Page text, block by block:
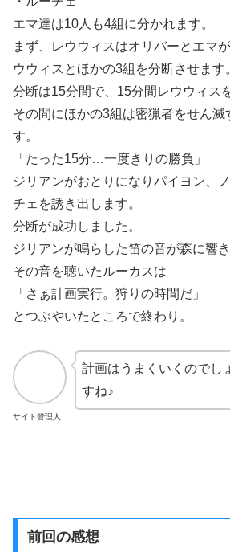
エマ達は10人も4組に分かれます。
まず、レウウィスはオリバーとエマ
ウウィスとほかの3組を分断させます
分断は15分間で、15分間レウウィス
その間にほかの3組は密猟者をせん滅
す。
「たった15分…一度きりの勝負」
ジリアンがおとりになりパイヨン、
チェを誘き出します。
分断が成功しました。
ジリアンが鳴らした笛の音が森に響き
その音を聴いたルーカスは
「さぁ計画実行。狩りの時間だ」
とつぶやいたところで終わり。
サイト管理人
計画はうまくいくのでし
すね♪
前回の感想